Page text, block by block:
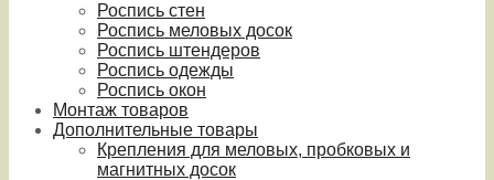
Роспись стен
Роспись меловых досок
Роспись штендеров
Роспись одежды
Роспись окон
Монтаж товаров
Дополнительные товары
Крепления для меловых, пробковых и
магнитных досок